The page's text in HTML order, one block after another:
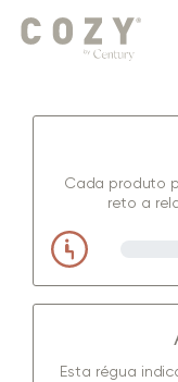
Cada produto
reto a
Esta régua